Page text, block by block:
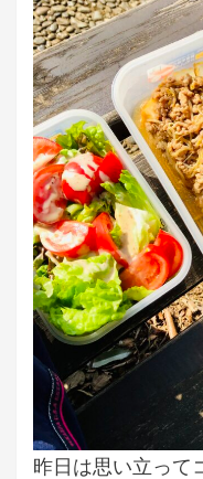
昨日は思い立って